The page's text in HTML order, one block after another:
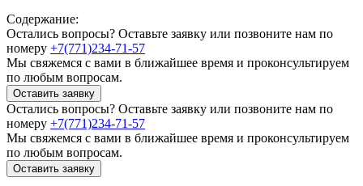
Содержание:
Остались вопросы? Оставьте заявку или позвоните нам по
номеру +7(771)234-71-57
Мы свяжемся с вами в ближайшее время и проконсультируем
по любым вопросам.
Оставить заявку
Остались вопросы? Оставьте заявку или позвоните нам по
номеру +7(771)234-71-57
Мы свяжемся с вами в ближайшее время и проконсультируем
по любым вопросам.
Оставить заявку